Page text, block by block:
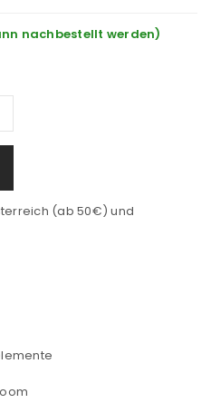
nachbestellt werden)
(ab 50€) und